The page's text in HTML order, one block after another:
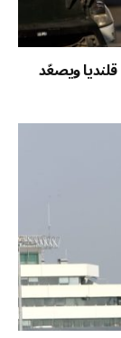
ويصعّد